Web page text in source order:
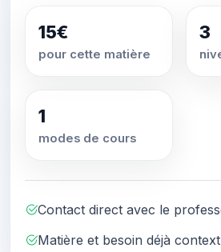
15€
pour cette matière
3
1
modes de cours
Contact direct avec le
Matière et besoin déjà